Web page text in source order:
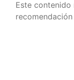
Este contenido